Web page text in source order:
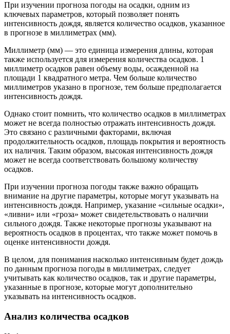
При изучении прогноза погоды на осадки, одним из
ключевых параметров, который позволяет понять
интенсивность дождя, является количество осадков, указанное
в прогнозе в миллиметрах (мм).
Миллиметр (мм) — это единица измерения длины, которая
также используется для измерения количества осадков. 1
миллиметр осадков равен объему воды, осажденной на
площади 1 квадратного метра. Чем больше количество
миллиметров указано в прогнозе, тем больше предполагается
интенсивность дождя.
Однако стоит помнить, что количество осадков в миллиметрах
может не всегда полностью отражать интенсивность дождя.
Это связано с различными факторами, включая
продолжительность осадков, площадь покрытия и вероятность
их наличия. Таким образом, высокая интенсивность дождя
может не всегда соответствовать большому количеству
осадков.
При изучении прогноза погоды также важно обращать
внимание на другие параметры, которые могут указывать на
интенсивность дождя. Например, указание «сильные осадки»,
«ливни» или «гроза» может свидетельствовать о наличии
сильного дождя. Также некоторые прогнозы указывают на
вероятность осадков в процентах, что также может помочь в
оценке интенсивности дождя.
В целом, для понимания насколько интенсивным будет дождь
по данным прогноза погоды в миллиметрах, следует
учитывать как количество осадков, так и другие параметры,
указанные в прогнозе, которые могут дополнительно
указывать на интенсивность осадков.
Анализ количества осадков